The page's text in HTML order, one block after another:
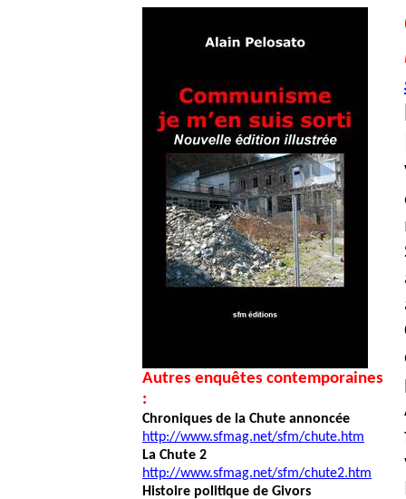
Autres enquêtes contemporaines
:
Chroniques de la Chute annoncée
http://www.sfmag.net/sfm/chute.htm
La Chute 2
http://www.sfmag.net/sfm/chute2.htm
Histoire politique de Givors